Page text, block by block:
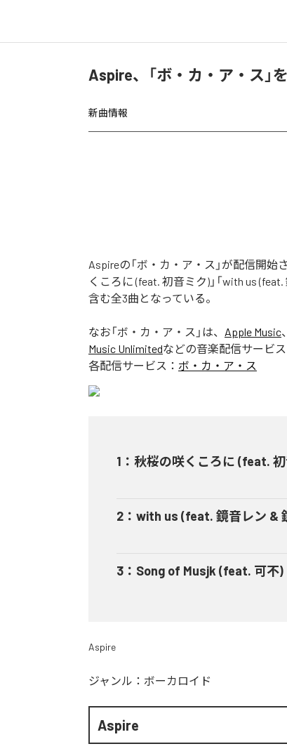
Aspire、「ボ・カ・ア・ス」
新曲情報
Aspireの「ボ・カ・ア・ス」が配信開
くころに (feat. 初音ミク)」「with us
含む全3曲となっている。
なお「ボ・カ・ア・ス 」は、 Apple Music、
Music Unlimitedなどの音楽配信サービ
各配信サービス： ボ・カ・ア・ス
1 ： 秋桜の咲くころに (feat.
2 ： with us (feat. 鏡音レン &
3 ： Song of Musjk (feat. 可不)
Aspire
ジャンル： ボーカロイド
Aspire